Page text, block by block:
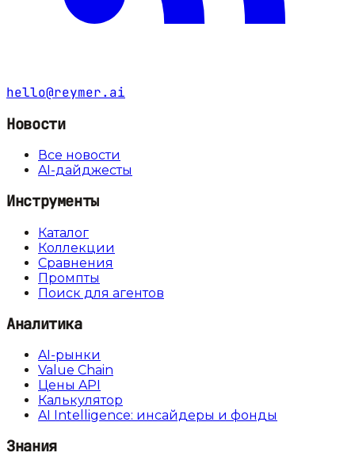
hello@reymer.ai
Новости
Все новости
AI-дайджесты
Инструменты
Каталог
Коллекции
Сравнения
Промпты
Поиск для агентов
Аналитика
AI-рынки
Value Chain
Цены API
Калькулятор
AI Intelligence: инсайдеры и фонды
Знания